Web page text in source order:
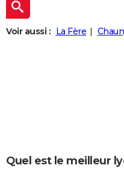
Guides de France
Escapades
Patrimoine
Expositions
Musées
Week-end nature
+
LIFESTYLE
CARTE DE VOEUX
Voir aussi : La Fère
Quel est le meilleur